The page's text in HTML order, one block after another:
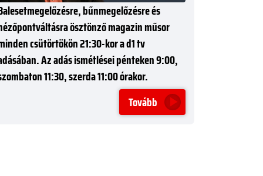
bűnmegelőzésre és
ösztönző magazin műsor
csütörtökön 21:30-kor a d1 tv
Az adás ismétlései pénteken 9:00,
11:30, szerda 11:00 órakor.
Tovább